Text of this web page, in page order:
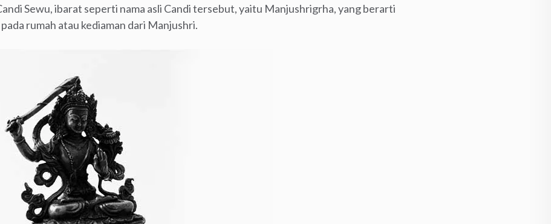
Sewu, ibarat seperti nama asli Candi tersebut, yaitu Manjushrigrha, yang berarti
rumah atau kediaman dari Manjushri.